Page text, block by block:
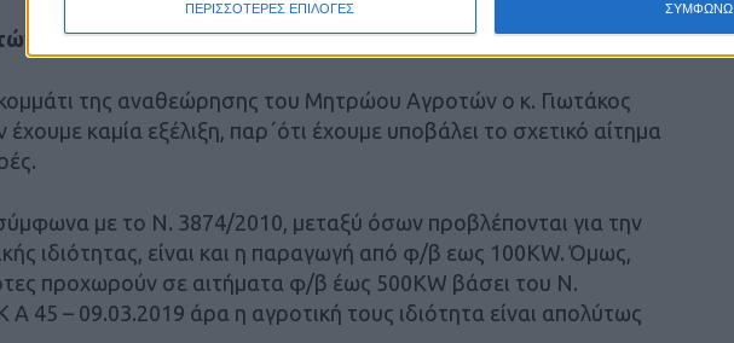
ΠΕΡΙΣΣΟΤΕΡΕΣ ΕΠΙΛΟΓΕΣ ΣΥΜΦΩΝΩ
της αναθεώρησης του Μητρώου Αγροτών ο κ. Γιωτάκος
έχουμε καμία εξέλιξη, παρ΄ότι έχουμε υποβάλει το σχετικό αίτημα
με το Ν. 3874/2010, μεταξύ όσων προβλέπονται για την
ιδιότητας, είναι και η παραγωγή από φ/β εως 100KW. Όμως,
προχωρούν σε αιτήματα φ/β έως 500KW βάσει του Ν.
45 – 09.03.2019 άρα η αγροτική τους ιδιότητα είναι απολύτως